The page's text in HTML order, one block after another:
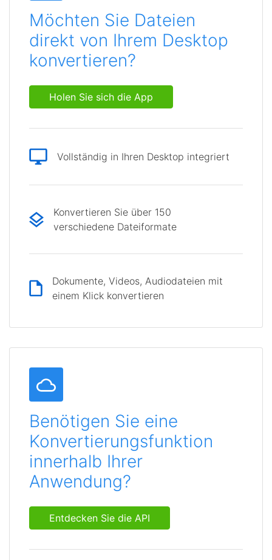
Möchten Sie Dateien
direkt von Ihrem Desktop
konvertieren?
Holen Sie sich die App
Vollständig in Ihren Desktop integriert
Konvertieren Sie über 150
verschiedene Dateiformate
Dokumente, Videos, Audiodateien mit
einem Klick konvertieren
Benötigen Sie eine
Konvertierungsfunktion
innerhalb Ihrer
Anwendung?
Entdecken Sie die API